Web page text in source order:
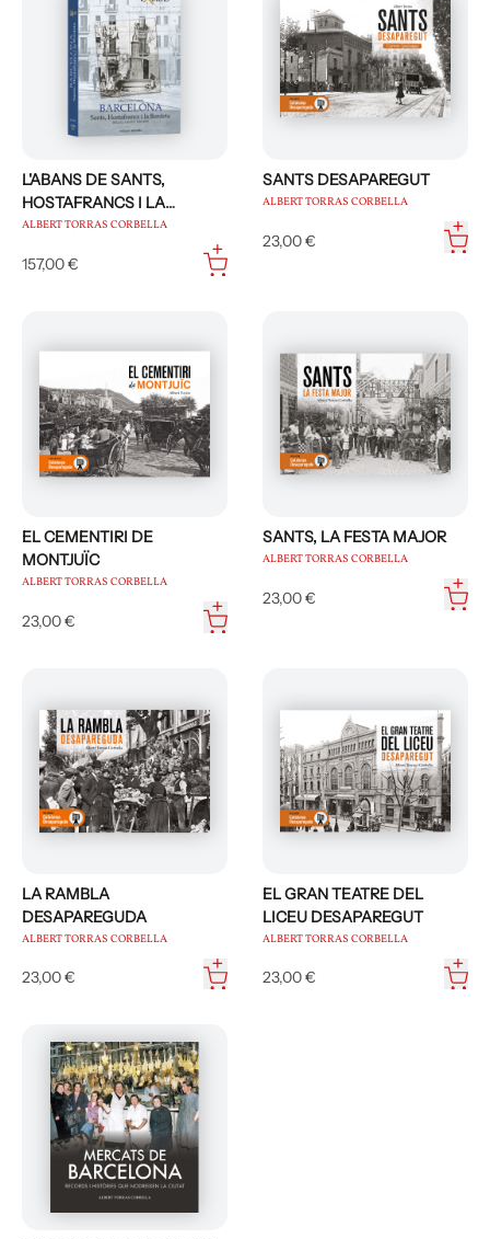
Bordeta. Amb Efadós ha editat L’Abans
de Sants, Hostafrancs i la Bordeta, i
Sants desaparegut.
L'ABANS DE SANTS,
HOSTAFRANCS I LA
BORDETA
ALBERT TORRAS CORBELLA
157,00 €
SANTS DESAPAREGUT
ALBERT TORRAS CORBELLA
23,00 €
EL CEMENTIRI DE
MONTJUÏC
ALBERT TORRAS CORBELLA
23,00 €
SANTS, LA FESTA MAJOR
ALBERT TORRAS CORBELLA
23,00 €
LA RAMBLA
DESAPAREGUDA
ALBERT TORRAS CORBELLA
23,00 €
EL GRAN TEATRE DEL
LICEU DESAPAREGUT
ALBERT TORRAS CORBELLA
23,00 €